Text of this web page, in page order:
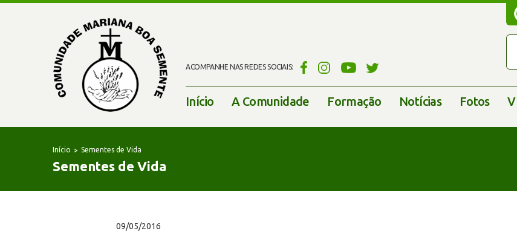
ACOMPANHE NAS REDES SOCIAIS:
Início A Comunidade Formação Notícias Fotos
Início Sementes de Vida
Sementes de Vida
09/05/2016